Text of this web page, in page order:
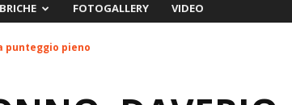
FOTOGALLERY VIDEO
punteggio pieno